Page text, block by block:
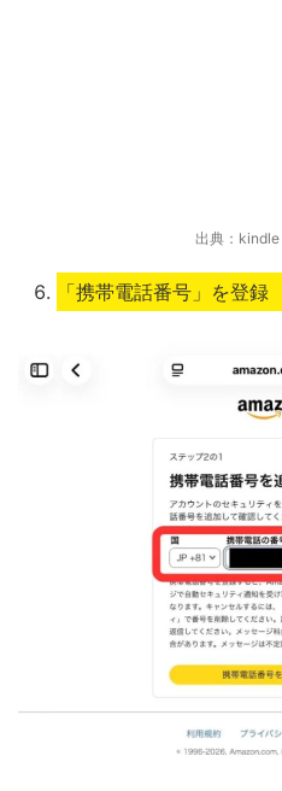
出典：
「携帯電話番号」を登録